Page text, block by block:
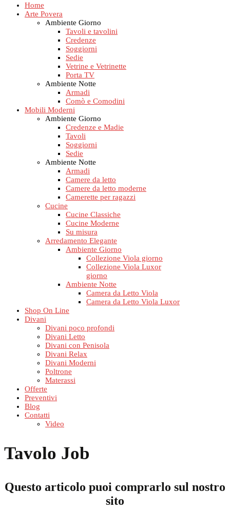
Home
Arte Povera
Ambiente Giorno
Tavoli e tavolini
Credenze
Soggiorni
Sedie
Vetrine e Vetrinette
Porta TV
Ambiente Notte
Armadi
Comò e Comodini
Mobili Moderni
Ambiente Giorno
Credenze e Madie
Tavoli
Soggiorni
Sedie
Ambiente Notte
Armadi
Camere da letto
Camere da letto moderne
Camerette per ragazzi
Cucine
Cucine Classiche
Cucine Moderne
Su misura
Arredamento Elegante
Ambiente Giorno
Collezione Viola giorno
Collezione Viola Luxor
giorno
Ambiente Notte
Camera da Letto Viola
Camera da Letto Viola Luxor
Shop On Line
Divani
Divani poco profondi
Divani Letto
Divani con Penisola
Divani Relax
Divani Moderni
Poltrone
Materassi
Offerte
Preventivi
Blog
Contatti
Video
Tavolo Job
Questo articolo puoi comprarlo sul nostro
sito